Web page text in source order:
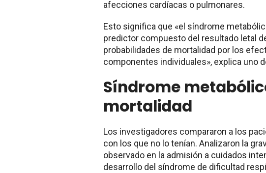
afecciones cardíacas o pulmonares.
Esto significa que «el síndrome
predictor compuesto del resultado letal
probabilidades de mortalidad por los
componentes individuales», explica uno
Síndrome
mortalidad
Los investigadores compararon a los
con los que no lo tenían. Analizaron la
observado en la admisión a cuidados
desarrollo del síndrome de dificultad